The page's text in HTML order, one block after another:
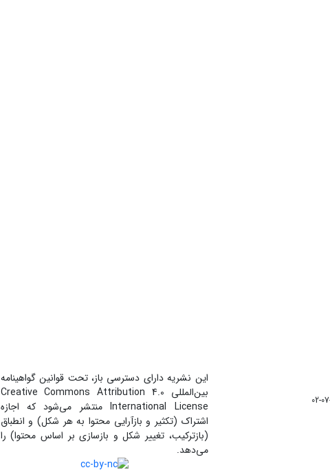
این نشریه دارای دسترسی باز، تحت قوانین گواهینامه
بین‌المللی Creative Commons Attribution 4.0
International License منتشر می‌شود که اجازه
اشتراک (تکثیر و بازآرایی محتوا به هر شکل) و انطباق
(بازترکیب، تغییر شکل و بازسازی بر اساس محتوا) را
می‌دهد.